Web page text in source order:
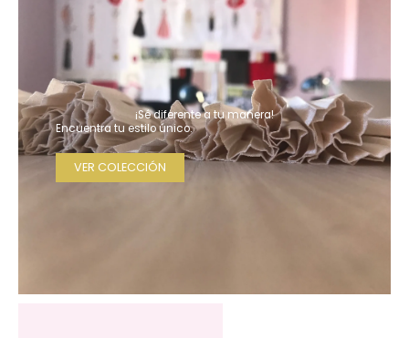
¡Sé diferente a tu manera!
Encuentra tu estilo único.
VER COLECCIÓN